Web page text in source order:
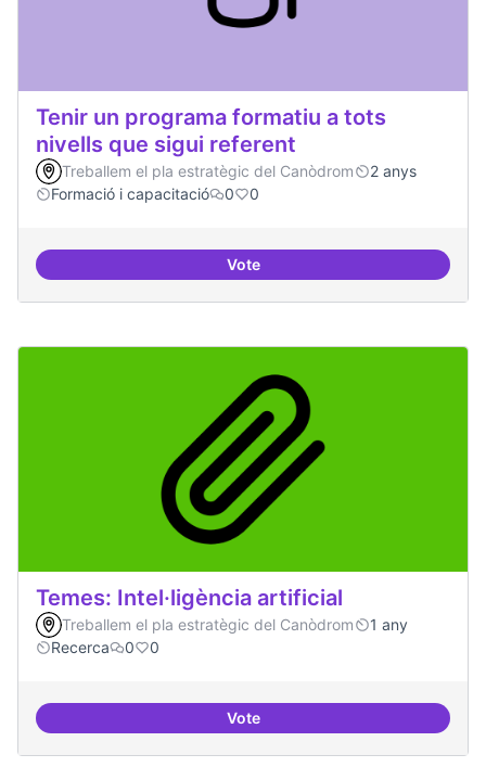
Tenir un programa formatiu a tots
nivells que sigui referent
Treballem el pla estratègic del Canòdrom
2 anys
Formació i capacitació
0 0
VoteTenir un programa formatiu a
Temes: Intel·ligència artificial
Treballem el pla estratègic del Canòdrom
1 any
Recerca
0 0
VoteTemes: Intel·ligència artificial